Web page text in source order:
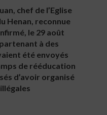
chef de l’Eglise
Henan, reconnue
le 29 août
à des
été envoyés
de rééducation
d’avoir organisé